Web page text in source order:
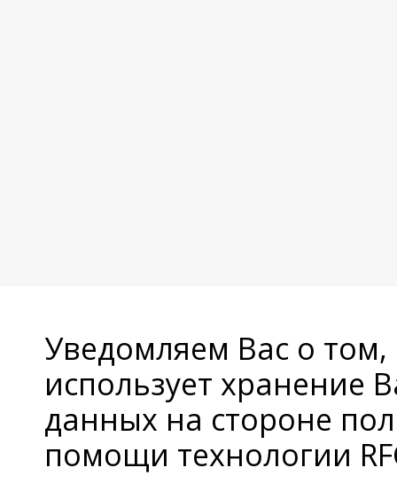
Уведомляем Вас о
использует хранение
данных на стороне
помощи технологии